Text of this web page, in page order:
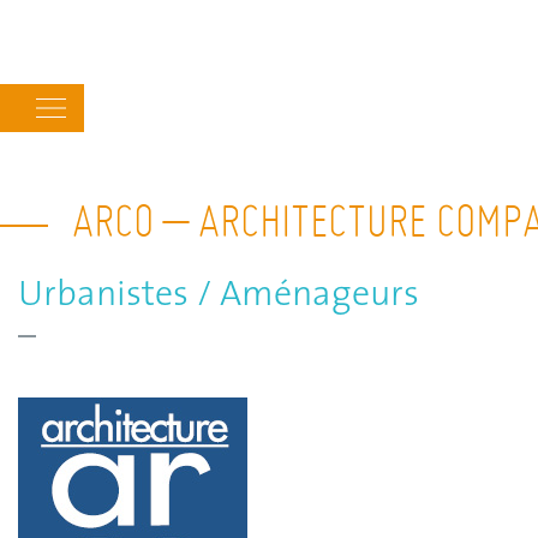
navigation
ARCO – ARCHITECTURE
Urbanistes / Aménageurs